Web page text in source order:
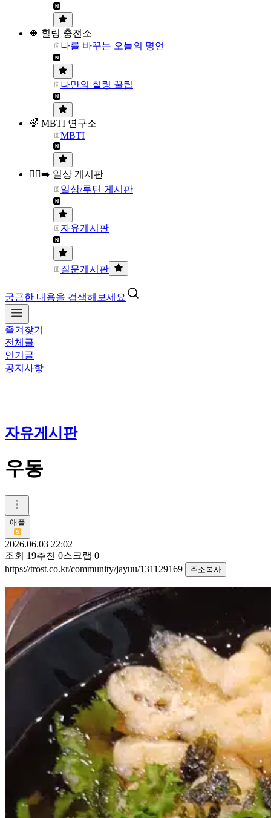
🍀 힐링 충전소
나를 바꾸는 오늘의 명언
나만의 힐링 꿀팁
🌈 MBTI 연구소
MBTI
🏃‍♀️‍➡️ 일상 게시판
일상/루틴 게시판
자유게시판
질문게시판
궁금한 내용을 검색해보세요
즐겨찾기
전체글
인기글
공지사항
자유게시판
우동
애플
2026.06.03 22:02
조회 19추천 0스크랩 0
https://trost.co.kr/community/jayuu/131129169
주소복사